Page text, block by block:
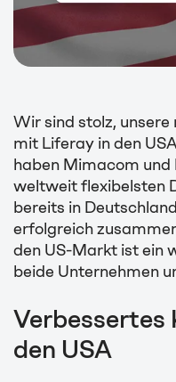
Wir sind stolz,
mit Liferay in den
haben Mimacom
weltweit flexibelsten
bereits in
erfolgreich
den US-Markt ist ein
beide Unternehmen
Verbessertes
den USA